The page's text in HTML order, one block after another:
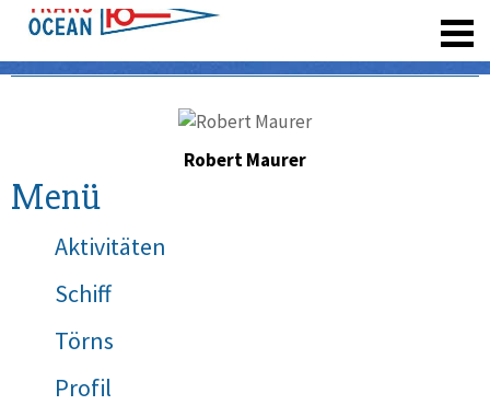
Robert Maurer
Menü
Aktivitäten
Schiff
Törns
Profil